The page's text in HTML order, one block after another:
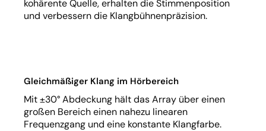
kohärente Quelle, erhalten die Stimmenposition
und verbessern die Klangbühnenpräzision.
Gleichmäßiger Klang im Hörbereich
Mit ±30° Abdeckung hält das Array über einen
großen Bereich einen nahezu linearen
Frequenzgang und eine konstante Klangfarbe.